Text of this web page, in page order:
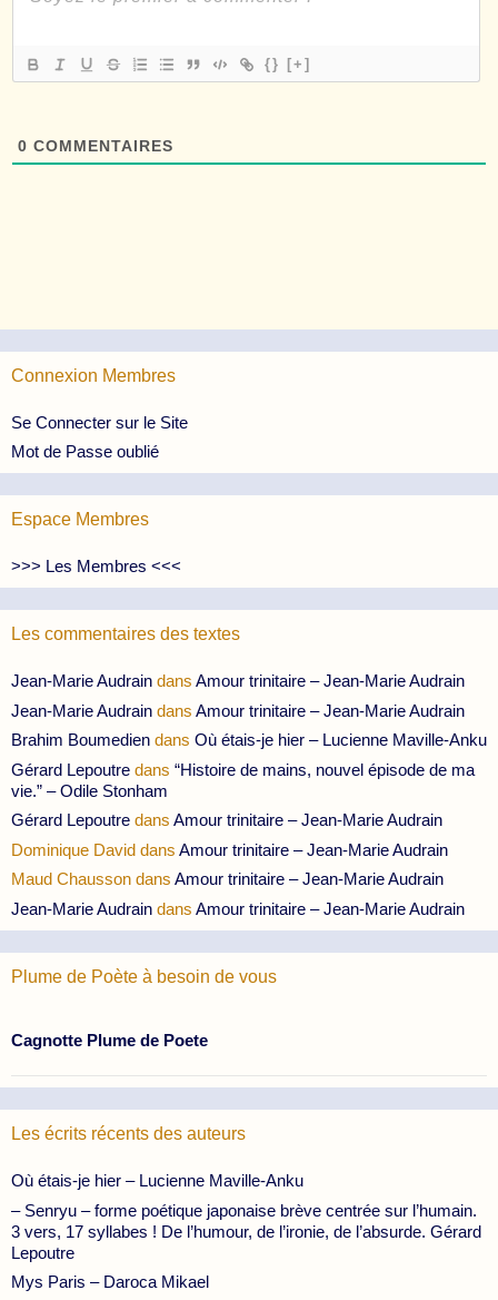
{} [+]
0 COMMENTAIRES
Connexion Membres
Se Connecter sur le Site
Mot de Passe oublié
Espace Membres
>>> Les Membres <<<
Les commentaires des textes
Jean-Marie Audrain dans Amour trinitaire – Jean-Marie Audrain
Jean-Marie Audrain dans Amour trinitaire – Jean-Marie Audrain
Brahim Boumedien dans Où étais-je hier – Lucienne Maville-Anku
Gérard Lepoutre dans “Histoire de mains, nouvel épisode de ma
vie.” – Odile Stonham
Gérard Lepoutre dans Amour trinitaire – Jean-Marie Audrain
Dominique David dans Amour trinitaire – Jean-Marie Audrain
Maud Chausson dans Amour trinitaire – Jean-Marie Audrain
Jean-Marie Audrain dans Amour trinitaire – Jean-Marie Audrain
Plume de Poète à besoin de vous
Cagnotte Plume de Poete
Les écrits récents des auteurs
Où étais-je hier – Lucienne Maville-Anku
– Senryu – forme poétique japonaise brève centrée sur l’humain.
3 vers, 17 syllabes ! De l’humour, de l’ironie, de l’absurde. Gérard
Lepoutre
Mys Paris – Daroca Mikael